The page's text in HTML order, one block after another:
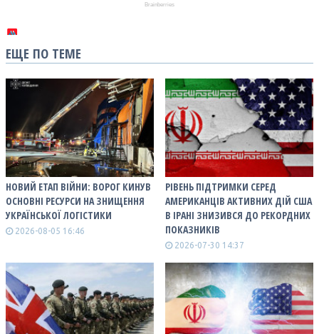
ЕЩЕ ПО ТЕМЕ
НОВИЙ ЕТАП ВІЙНИ: ВОРОГ КИНУВ
ОСНОВНІ РЕСУРСИ НА ЗНИЩЕННЯ
УКРАЇНСЬКОЇ ЛОГІСТИКИ
2026-08-05 16:46
РІВЕНЬ ПІДТРИМКИ СЕРЕД
АМЕРИКАНЦІВ АКТИВНИХ ДІЙ США
В ІРАНІ ЗНИЗИВСЯ ДО РЕКОРДНИХ
ПОКАЗНИКІВ
2026-07-30 14:37